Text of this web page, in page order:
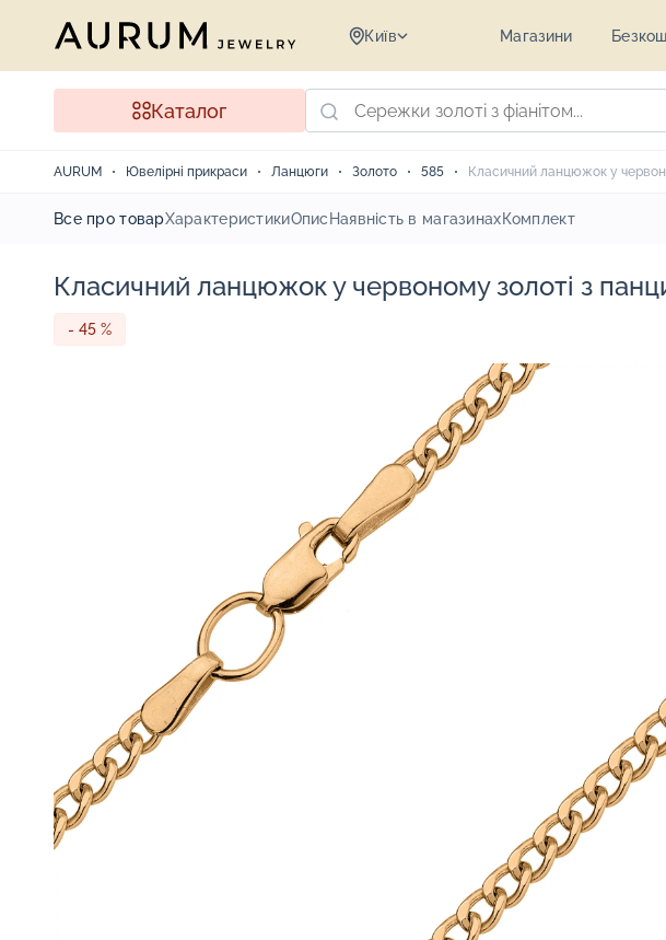
Київ Магазини
Каталог
AURUM Ювелірні прикраси Ланцюги Золото 585 Класичний ланцюжок у
Все про товарХарактеристикиОпис Наявність в магазинахКомплект
Класичний ланцюжок у червоному золоті з
- 45 %